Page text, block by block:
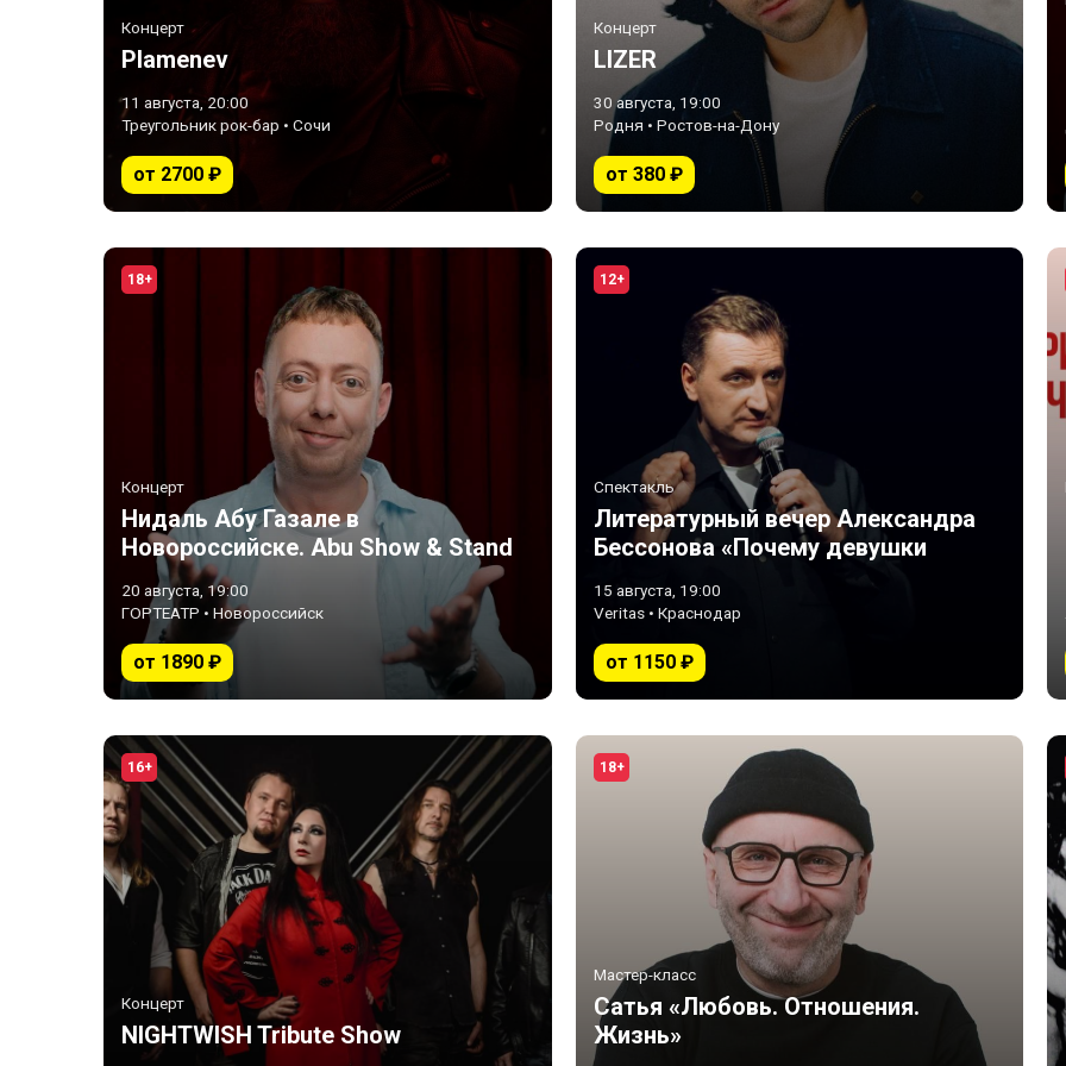
Концерт
Plamenev
11 августа, 20:00
Треугольник рок-бар • Сочи
от 2700 ₽
Концерт
LIZER
30 августа, 19:00
Родня • Ростов-на-Дону
от 380 ₽
18+
Концерт
Нидаль Абу Газале в
Новороссийске. Abu Show & Stand
Up: новая программа!
20 августа, 19:00
ГОРТЕАТР • Новороссийск
от 1890 ₽
12+
Спектакль
Литературный вечер Александра
Бессонова «Почему девушки
15 августа, 19:00
Veritas • Краснодар
от 1150 ₽
16+
Концерт
NIGHTWISH Tribute Show
18+
Мастер-класс
Сатья «Любовь. Отношения.
Жизнь»